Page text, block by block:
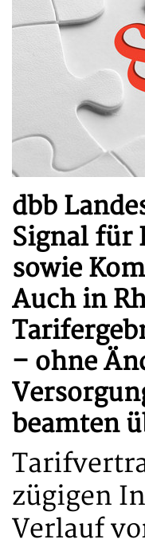
dbb
Signal für
sowie
Auch in
– ohne
beamten
zügigen
Verlauf